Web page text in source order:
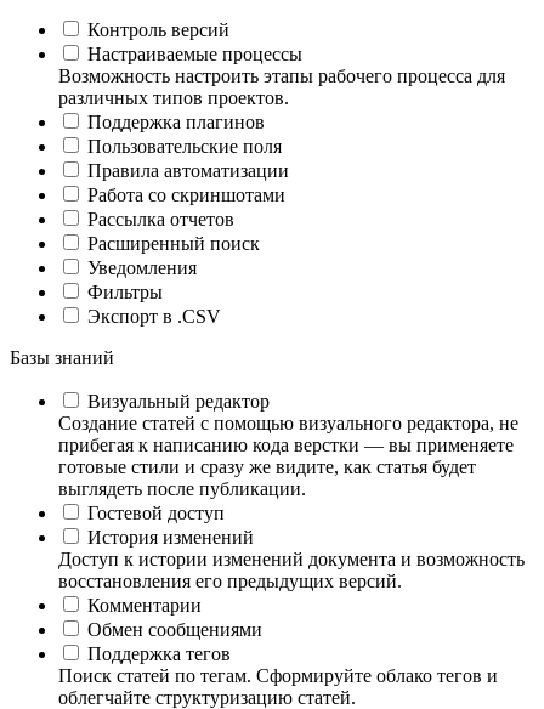
Контроль версий
Настраиваемые процессы
Возможность настроить этапы рабочего процесса для
различных типов проектов.
Поддержка плагинов
Пользовательские поля
Правила автоматизации
Работа со скриншотами
Рассылка отчетов
Расширенный поиск
Уведомления
Фильтры
Экспорт в .CSV
Базы знаний
Визуальный редактор
Создание статей с помощью визуального редактора, не
прибегая к написанию кода верстки — вы применяете
готовые стили и сразу же видите, как статья будет
выглядеть после публикации.
Гостевой доступ
История изменений
Доступ к истории изменений документа и возможность
восстановления его предыдущих версий.
Комментарии
Обмен сообщениями
Поддержка тегов
Поиск статей по тегам. Сформируйте облако тегов и
облегчайте структуризацию статей.